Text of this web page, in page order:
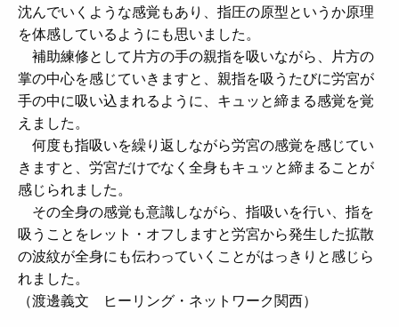
沈んでいくような感覚もあり、指圧の原型というか原理
を体感しているようにも思いました。
補助練修として片方の手の親指を吸いながら、片方の
掌の中心を感じていきますと、親指を吸うたびに労宮が
手の中に吸い込まれるように、キュッと締まる感覚を覚
えました。
何度も指吸いを繰り返しながら労宮の感覚を感じてい
きますと、労宮だけでなく全身もキュッと締まることが
感じられました。
その全身の感覚も意識しながら、指吸いを行い、指を
吸うことをレット・オフしますと労宮から発生した拡散
の波紋が全身にも伝わっていくことがはっきりと感じら
れました。
（渡邊義文 ヒーリング・ネットワーク関西）